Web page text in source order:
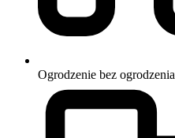
Ogrodzenie bez ogrodzenia